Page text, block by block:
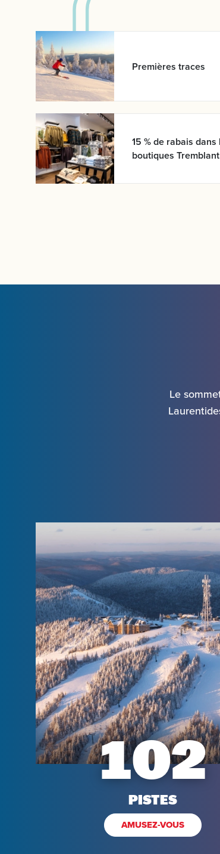
Premières traces
15 % de rabais dans
boutiques Tremblant
Le
102
PISTES
AMUSEZ-VOUS